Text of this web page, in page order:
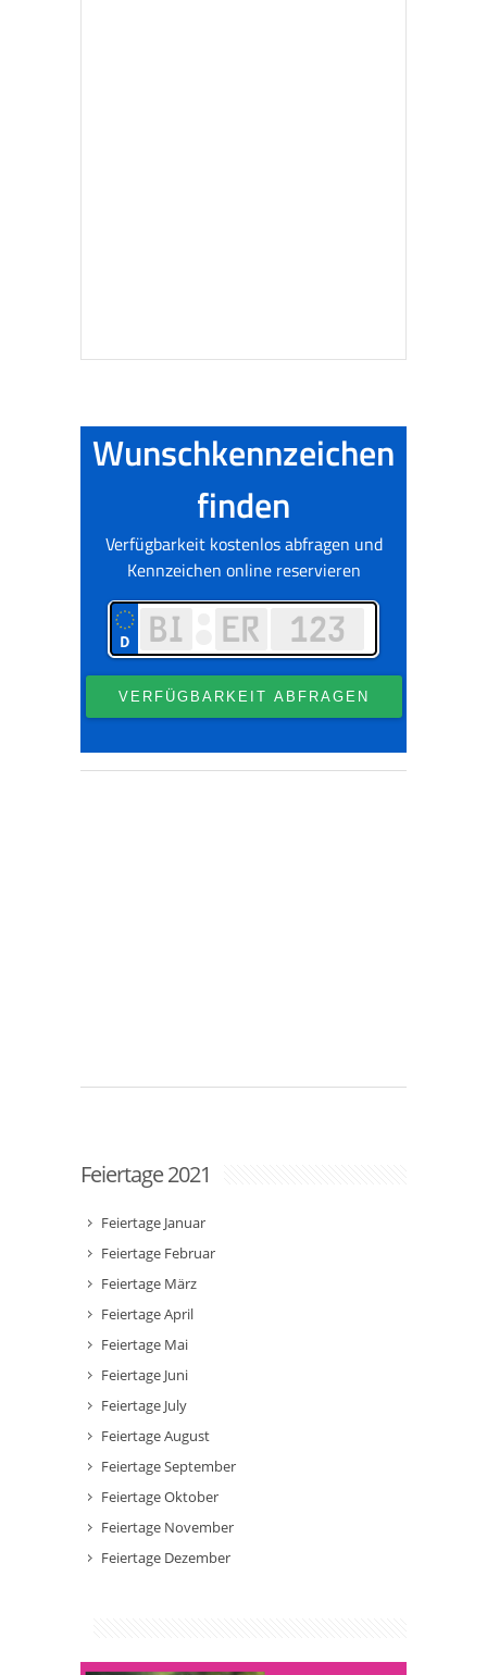
Feiertage 2021
Feiertage Januar
Feiertage Februar
Feiertage März
Feiertage April
Feiertage Mai
Feiertage Juni
Feiertage July
Feiertage August
Feiertage September
Feiertage Oktober
Feiertage November
Feiertage Dezember